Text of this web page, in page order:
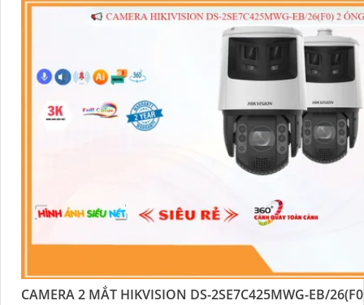
CAMERA 2 MẮT HIKVISION DS-2SE7C425MWG-EB/